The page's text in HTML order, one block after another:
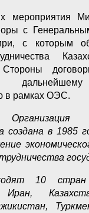
мероприятия
с
с которым
в рамках ОЭС.
создана в 1985
10
Иран,